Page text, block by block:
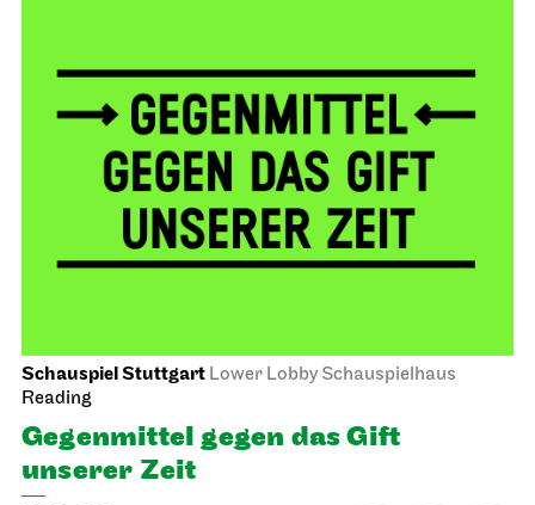
Schauspiel Stuttgart Lower Lobby Schauspielhaus
Reading
Gegenmittel gegen das Gift
unserer Zeit